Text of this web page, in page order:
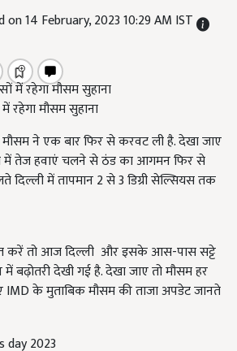
on 14 February, 2023 10:29 AM IST
रहेगा मौसम सुहाना
ने एक बार फिर से करवट ली है. देखा जाए
में तेज हवाएं चलने से ठंड का आगमन फिर से
दिल्ली में तापमान 2से3डिग्री सेल्सियस तक
तो आज दिल्ली और इसके आस-पास सट्टे
बढ़ोतरी देखी गई है. देखा जाए तो मौसम हर
IMD के मुताबिक मौसम की ताजा अपडेट जानते